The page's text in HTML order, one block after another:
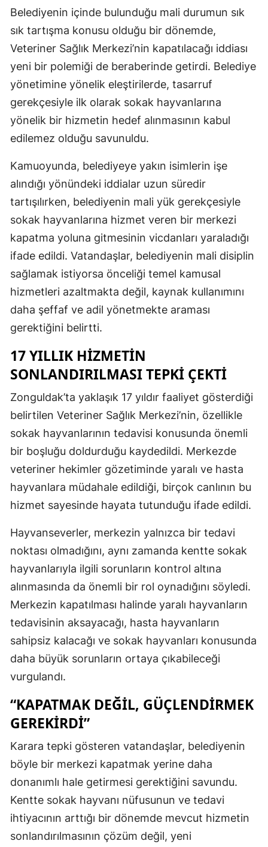
Belediyenin içinde bulunduğu mali durumun sık
sık tartışma konusu olduğu bir dönemde,
Veteriner Sağlık Merkezi’nin kapatılacağı iddiası
yeni bir polemiği de beraberinde getirdi. Belediye
yönetimine yönelik eleştirilerde, tasarruf
gerekçesiyle ilk olarak sokak hayvanlarına
yönelik bir hizmetin hedef alınmasının kabul
edilemez olduğu savunuldu.
Kamuoyunda, belediyeye yakın isimlerin işe
alındığı yönündeki iddialar uzun süredir
tartışılırken, belediyenin mali yük gerekçesiyle
sokak hayvanlarına hizmet veren bir merkezi
kapatma yoluna gitmesinin vicdanları yaraladığı
ifade edildi. Vatandaşlar, belediyenin mali disiplin
sağlamak istiyorsa önceliği temel kamusal
hizmetleri azaltmakta değil, kaynak kullanımını
daha şeffaf ve adil yönetmekte araması
gerektiğini belirtti.
17 YILLIK HİZMETİN
SONLANDIRILMASI TEPKİ ÇEKTİ
Zonguldak’ta yaklaşık 17 yıldır faaliyet gösterdiği
belirtilen Veteriner Sağlık Merkezi’nin, özellikle
sokak hayvanlarının tedavisi konusunda önemli
bir boşluğu doldurduğu kaydedildi. Merkezde
veteriner hekimler gözetiminde yaralı ve hasta
hayvanlara müdahale edildiği, birçok canlının bu
hizmet sayesinde hayata tutunduğu ifade edildi.
Hayvanseverler, merkezin yalnızca bir tedavi
noktası olmadığını, aynı zamanda kentte sokak
hayvanlarıyla ilgili sorunların kontrol altına
alınmasında da önemli bir rol oynadığını söyledi.
Merkezin kapatılması halinde yaralı hayvanların
tedavisinin aksayacağı, hasta hayvanların
sahipsiz kalacağı ve sokak hayvanları konusunda
daha büyük sorunların ortaya çıkabileceği
vurgulandı.
“KAPATMAK DEĞİL, GÜÇLENDİRMEK
GEREKİRDİ”
Karara tepki gösteren vatandaşlar, belediyenin
böyle bir merkezi kapatmak yerine daha
donanımlı hale getirmesi gerektiğini savundu.
Kentte sokak hayvanı nüfusunun ve tedavi
ihtiyacının arttığı bir dönemde mevcut hizmetin
sonlandırılmasının çözüm değil, yeni